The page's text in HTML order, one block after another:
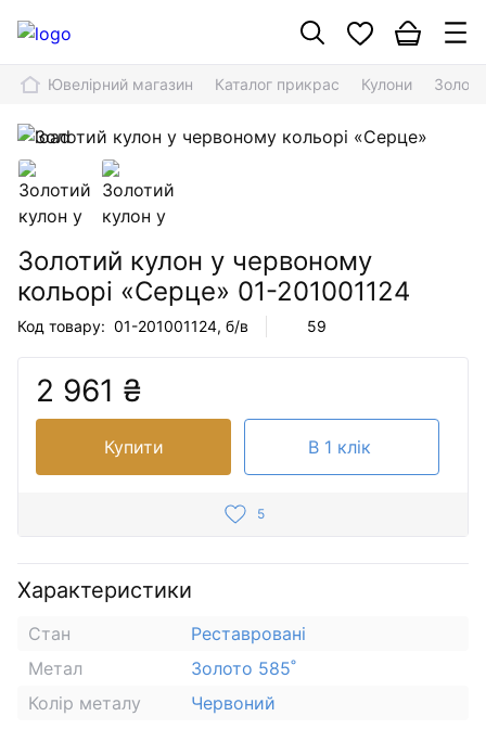
Ювелірний магазин Каталог прикрас Кулони
Золотий кулон у червоному
кольорі «Серце» 01-201001124
Код товару: 01-201001124, б/в 59
2 961 ₴
Купити В 1 клік
5
Характеристики
Стан
Реставровані
Метал
Золото 585˚
Колір металу
Червоний